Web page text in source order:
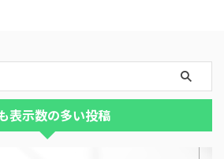
表示数の多い投稿